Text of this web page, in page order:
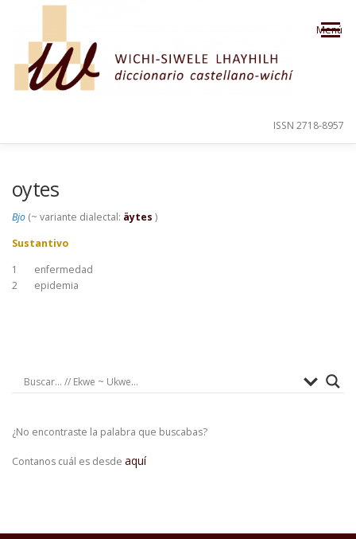
Saltar al contenido
Menú
ISSN 2718-8957
oytes
Bjo (~ variante dialectal: äytes )
Sustantivo
1
enfermedad
2
epidemia
¿No encontraste la palabra que buscabas?
Contanos cuál es desde aquí